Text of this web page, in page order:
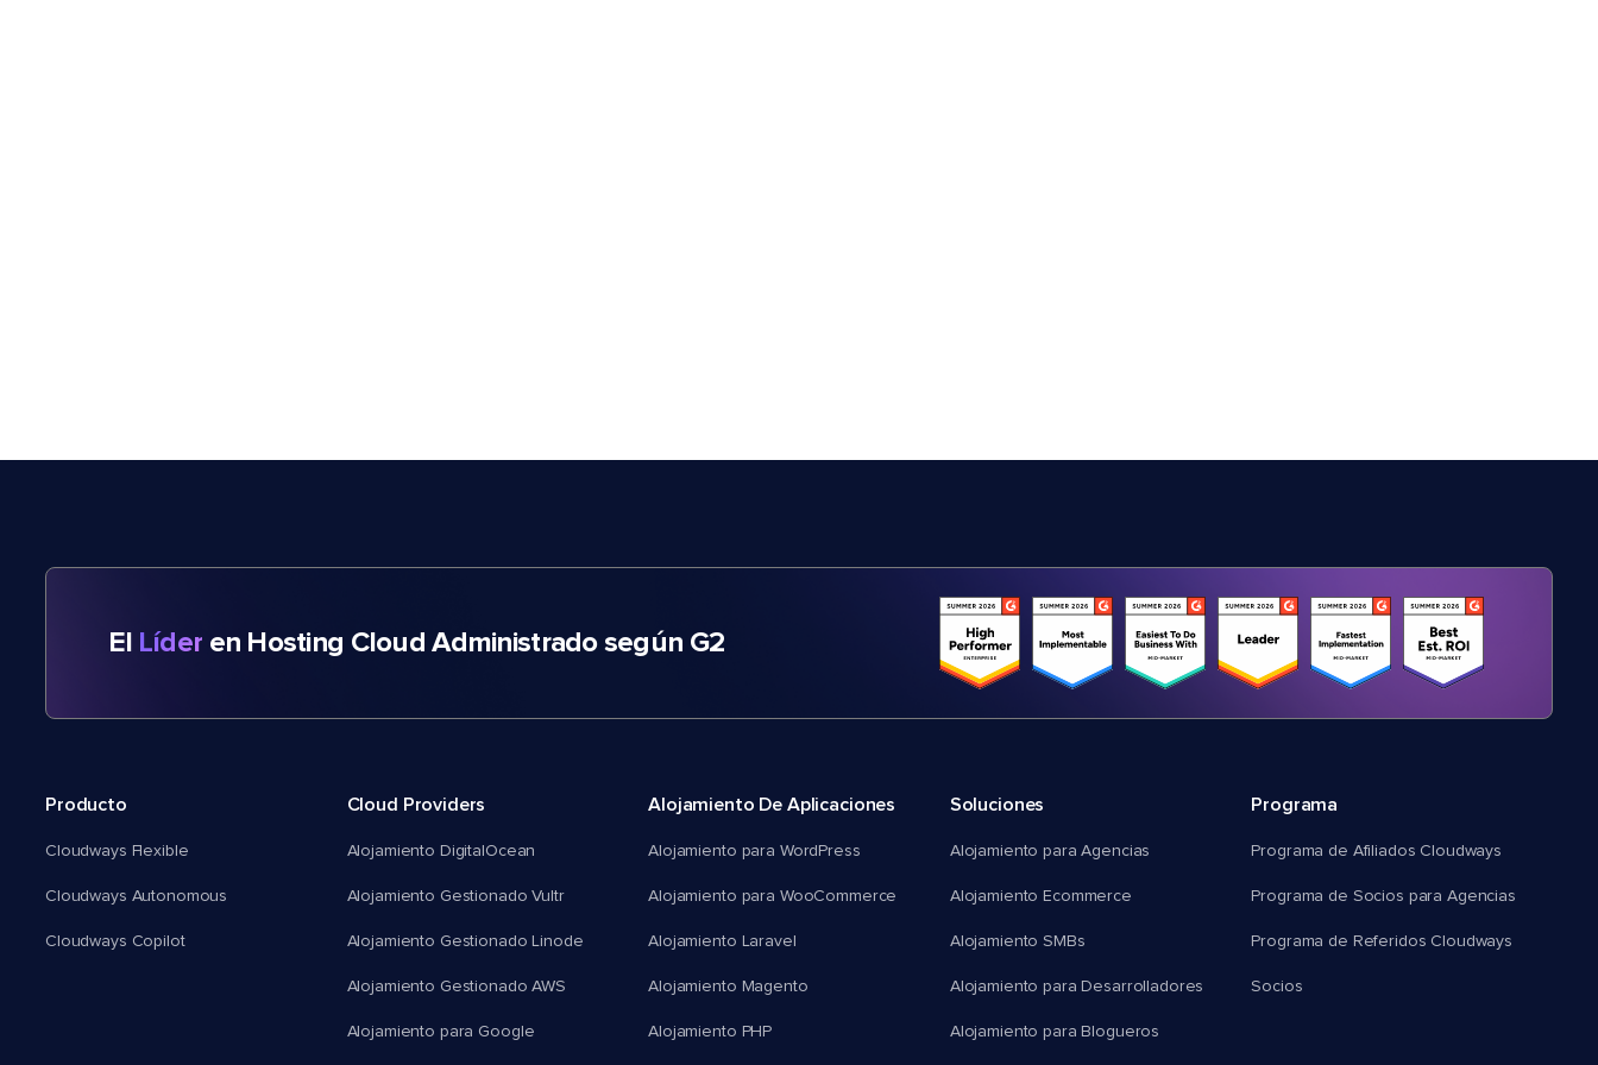
El Líder en Hosting Cloud Administrado según G2
Producto
Cloudways Flexible
Cloudways Autonomous
Cloudways Copilot
Cloud Providers
Alojamiento DigitalOcean
Alojamiento Gestionado Vultr
Alojamiento Gestionado Linode
Alojamiento Gestionado AWS
Alojamiento para Google
Alojamiento De Aplicaciones
Alojamiento para WordPress
Alojamiento para WooCommerce
Alojamiento Laravel
Alojamiento Magento
Alojamiento PHP
Soluciones
Alojamiento para Agencias
Alojamiento Ecommerce
Alojamiento SMBs
Alojamiento para Desarrolladores
Alojamiento para Blogueros
Programa
Programa de Afiliados Cloudways
Programa de Socios para Agencias
Programa de Referidos Cloudways
Socios